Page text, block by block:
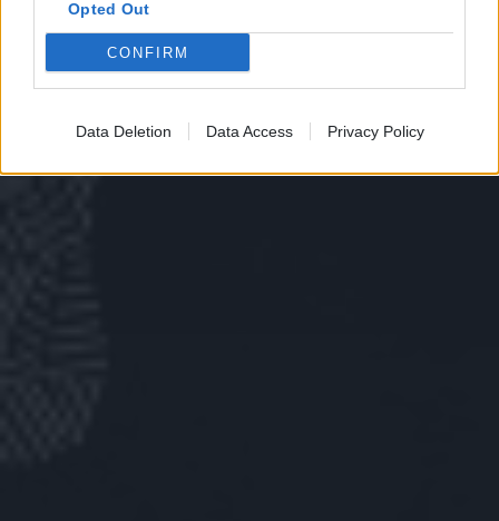
Opted Out
CONFIRM
Data Deletion Data Access Privacy Policy